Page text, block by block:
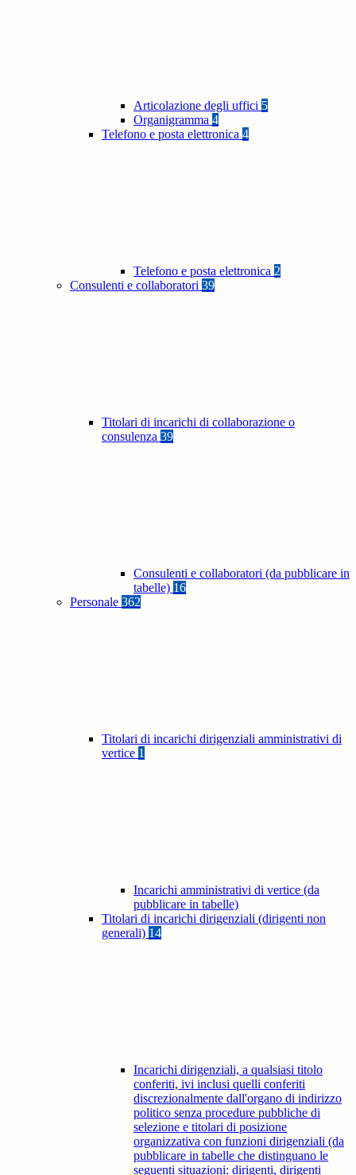
Articolazione degli uffici 5
Organigramma 4
Telefono e posta elettronica 4
Telefono e posta elettronica 2
Consulenti e collaboratori 39
Titolari di incarichi di collaborazione o
consulenza 39
Consulenti e collaboratori (da pubblicare in
tabelle) 16
Personale 362
Titolari di incarichi dirigenziali amministrativi di
vertice 1
Incarichi amministrativi di vertice (da
pubblicare in tabelle)
Titolari di incarichi dirigenziali (dirigenti non
generali) 14
Incarichi dirigenziali, a qualsiasi titolo
conferiti, ivi inclusi quelli conferiti
discrezionalmente dall'organo di indirizzo
politico senza procedure pubbliche di
selezione e titolari di posizione
organizzativa con funzioni dirigenziali (da
pubblicare in tabelle che distinguano le
seguenti situazioni: dirigenti, dirigenti